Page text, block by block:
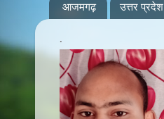
आजमगढ़ उत्तर प्रदेश
.